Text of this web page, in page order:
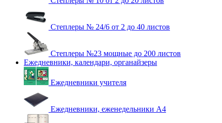
Степлеры № 24/6 от 2 до 40 листов
Степлеры №23 мощные до 200 листов
Ежедневники, календари, органайзеры
Ежедневники учителя
Ежедневники, еженедельники А4